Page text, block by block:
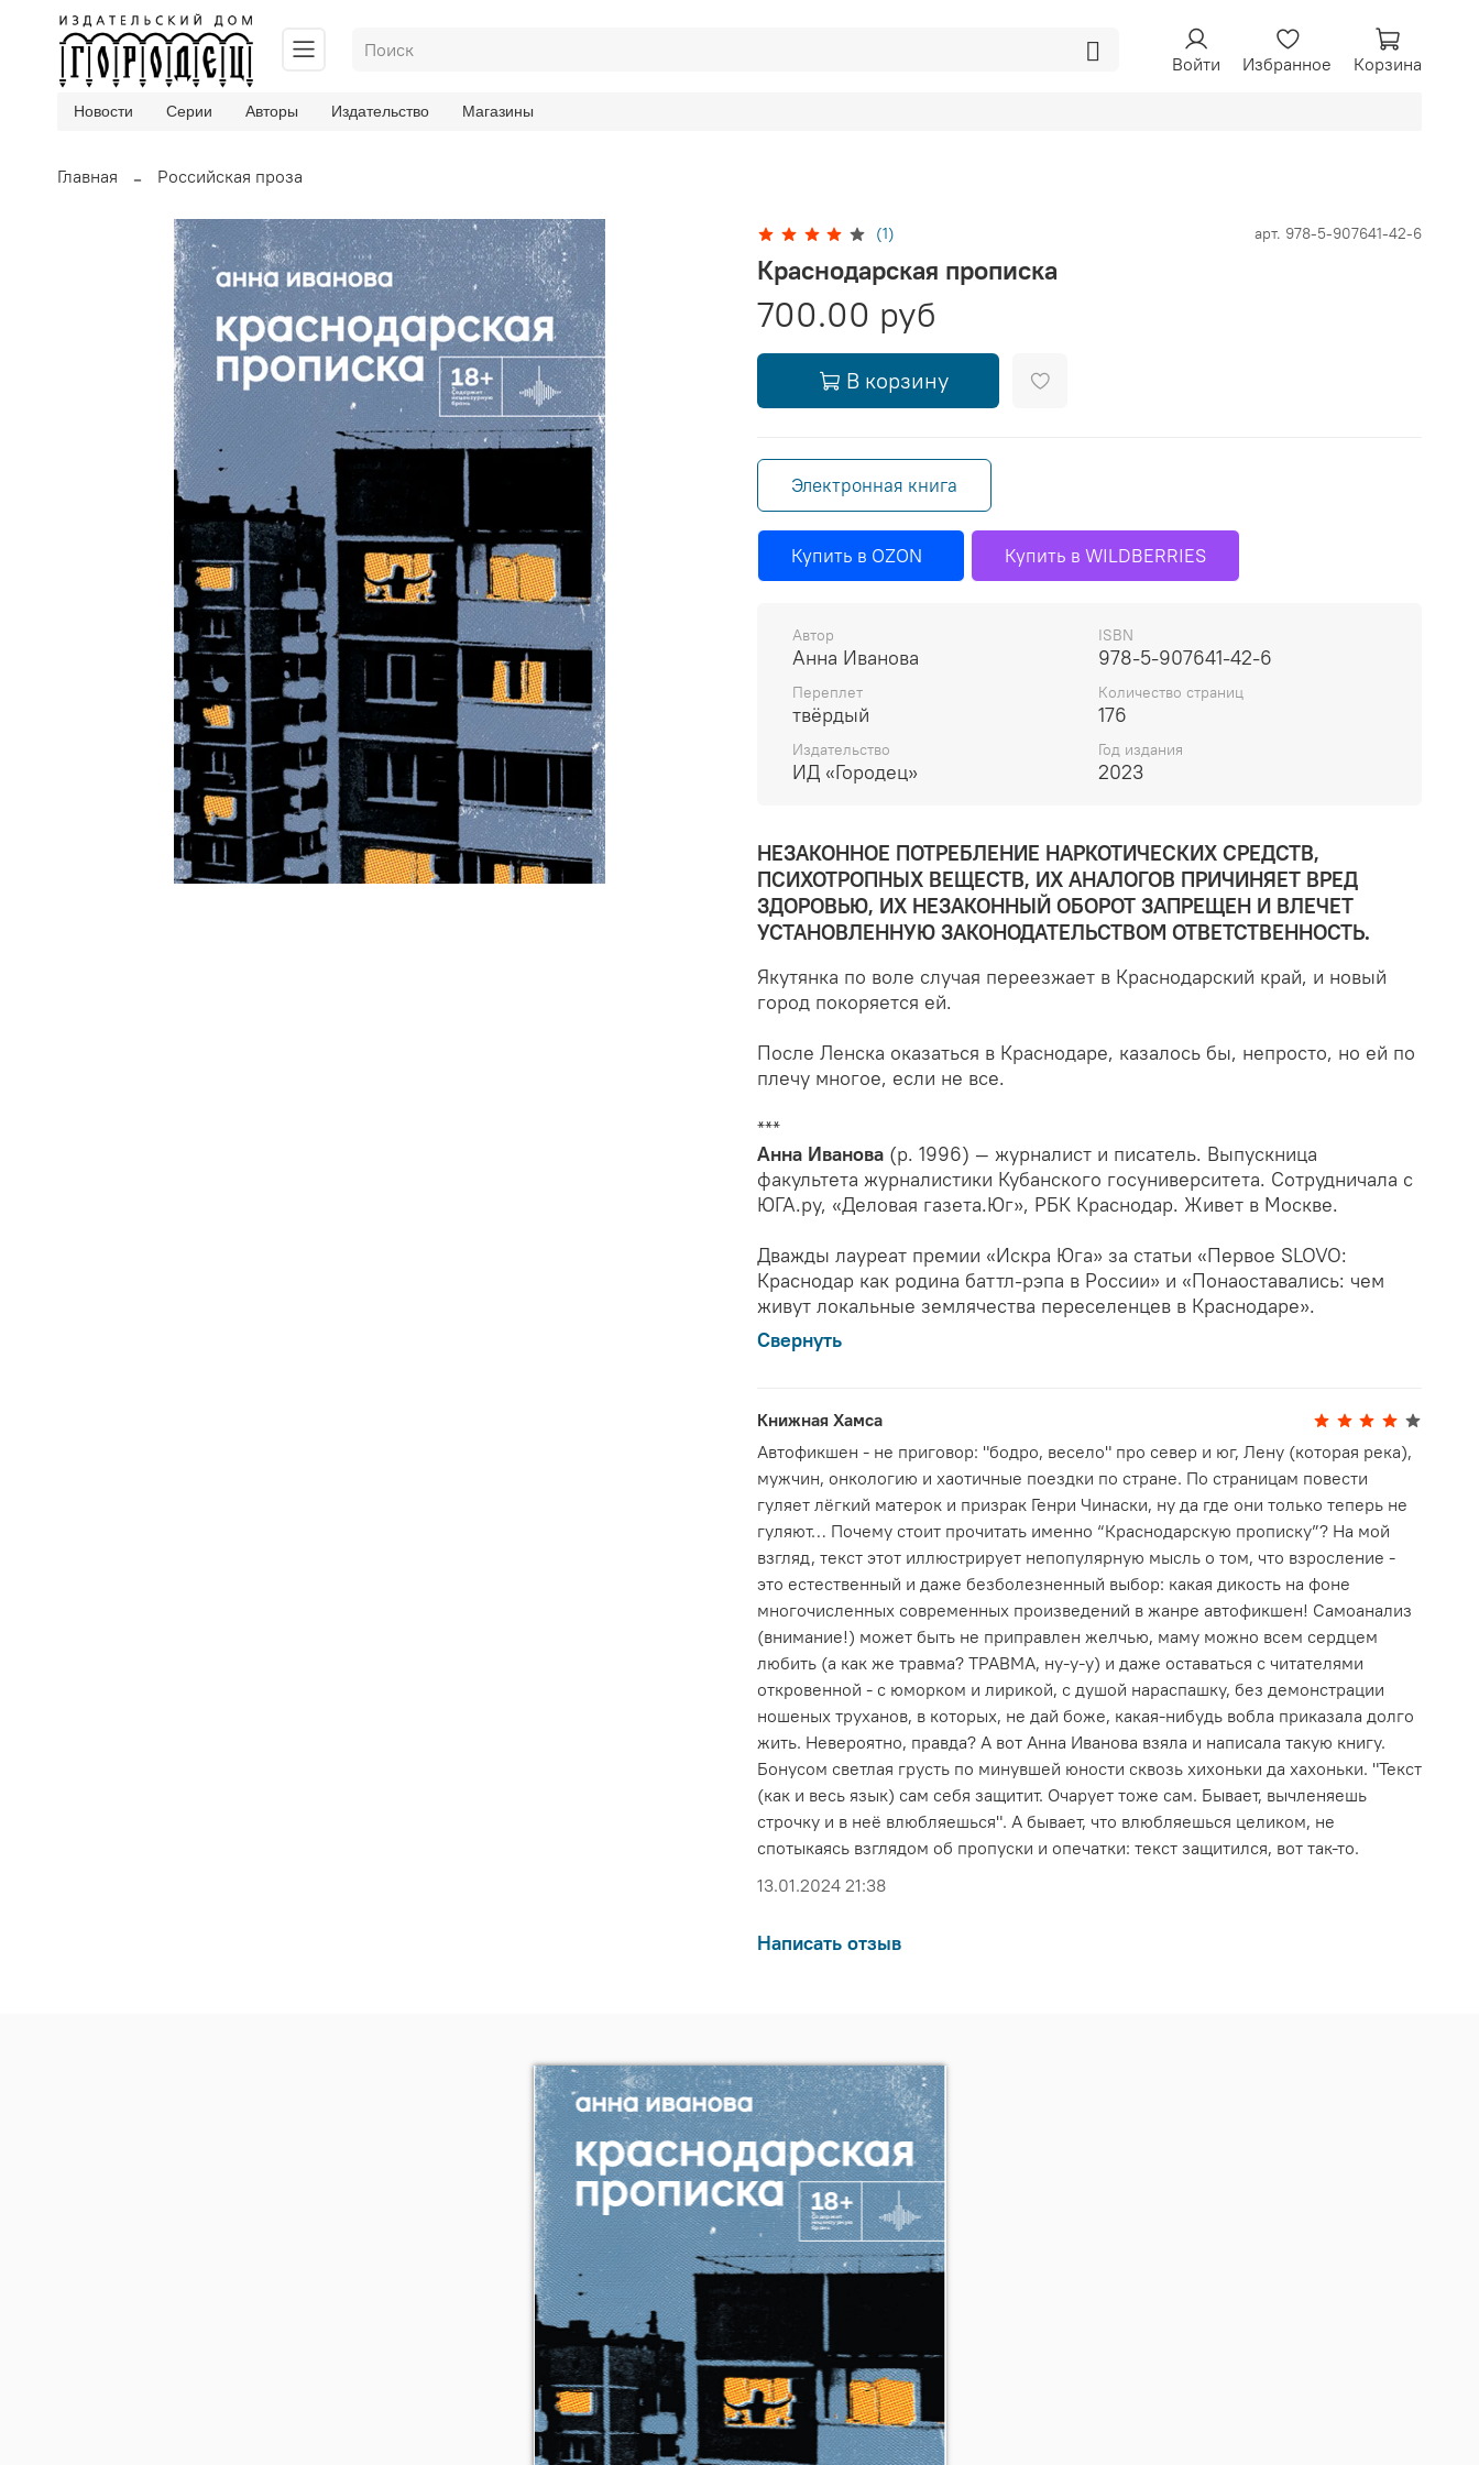
Войти Избранное Корзина
Новости Серии Авторы Издательство Магазины
Главная Российская проза
(1) арт. 978-5-907641-42-6
Краснодарская прописка
700.00 руб
В корзину
Электронная книга
Купить в OZON Купить в WILDBERRIES
Автор
Анна Иванова
ISBN
978-5-907641-42-6
Переплет
твёрдый
Количество страниц
176
Издательство
ИД «Городец»
Год издания
2023
НЕЗАКОННОЕ ПОТРЕБЛЕНИЕ НАРКОТИЧЕСКИХ СРЕДСТВ,
ПСИХОТРОПНЫХ ВЕЩЕСТВ, ИХ АНАЛОГОВ ПРИЧИНЯЕТ ВРЕД
ЗДОРОВЬЮ, ИХ НЕЗАКОННЫЙ ОБОРОТ ЗАПРЕЩЕН И ВЛЕЧЕТ
УСТАНОВЛЕННУЮ ЗАКОНОДАТЕЛЬСТВОМ ОТВЕТСТВЕННОСТЬ.
Якутянка по воле случая переезжает в Краснодарский край, и новый
город покоряется ей.
После Ленска оказаться в Краснодаре, казалось бы, непросто, но ей по
плечу многое, если не все.
***
Анна Иванова (р. 1996) — журналист и писатель. Выпускница
факультета журналистики Кубанского госуниверситета. Сотрудничала с
ЮГА.ру, «Деловая газета.Юг», РБК Краснодар. Живет в Москве.
Дважды лауреат премии «Искра Юга» за статьи «Первое SLOVO:
Краснодар как родина баттл-рэпа в России» и «Понаоставались: чем
живут локальные землячества переселенцев в Краснодаре».
Свернуть
Книжная Хамса
Автофикшен - не приговор: "бодро, весело" про север и юг, Лену (которая река),
мужчин, онкологию и хаотичные поездки по стране. По страницам повести
гуляет лёгкий матерок и призрак Генри Чинаски, ну да где они только теперь не
гуляют… Почему стоит прочитать именно “Краснодарскую прописку”? На мой
взгляд, текст этот иллюстрирует непопулярную мысль о том, что взросление -
это естественный и даже безболезненный выбор: какая дикость на фоне
многочисленных современных произведений в жанре автофикшен! Самоанализ
(внимание!) может быть не приправлен желчью, маму можно всем сердцем
любить (а как же травма? ТРАВМА, ну-у-у) и даже оставаться с читателями
откровенной - с юморком и лирикой, с душой нараспашку, без демонстрации
ношеных труханов, в которых, не дай боже, какая-нибудь вобла приказала долго
жить. Невероятно, правда? А вот Анна Иванова взяла и написала такую книгу.
Бонусом светлая грусть по минувшей юности сквозь хихоньки да хахоньки. "Текст
(как и весь язык) сам себя защитит. Очарует тоже сам. Бывает, вычленяешь
строчку и в неё влюбляешься". А бывает, что влюбляешься целиком, не
спотыкаясь взглядом об пропуски и опечатки: текст защитился, вот так-то.
13.01.2024 21:38
Написать отзыв